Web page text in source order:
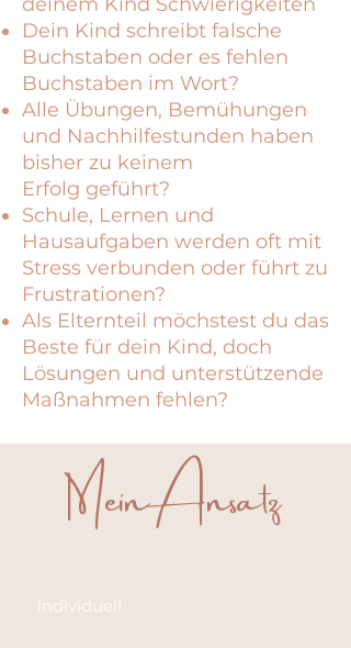
Dein Kind schreibt falsche
Buchstaben oder es fehlen
Buchstaben im Wort?
Alle Übungen, Bemühungen
und Nachhilfestunden haben
bisher zu keinem
Erfolg geführt?
Schule, Lernen und
Hausaufgaben werden oft mit
Stress verbunden oder führt zu
Frustrationen?
Als Elternteil möchstest du das
Beste für dein Kind, doch
Lösungen und unterstützende
Maßnahmen fehlen?
Mein Ansatz
individuell